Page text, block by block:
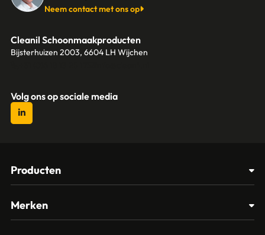
Neem contact met ons op
Cleanil Schoonmaakproducten
Bijsterhuizen 2003, 6604 LH Wijchen
Volg ons op sociale media
Producten
Glasbewassing
Merken